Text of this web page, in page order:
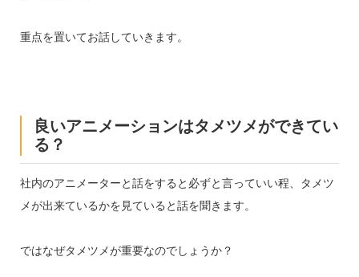
重点を置いてお話していきます。
良いアニメーションはタメツメができてい
る？
社内のアニメーターと話をすると必ずと言っていい程、タメツ
メが出来ているかを見ていると話を聞きます。
ではなぜタメツメが重要なのでしょうか？